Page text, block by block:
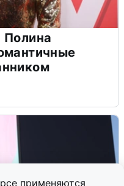
применяются
Полина